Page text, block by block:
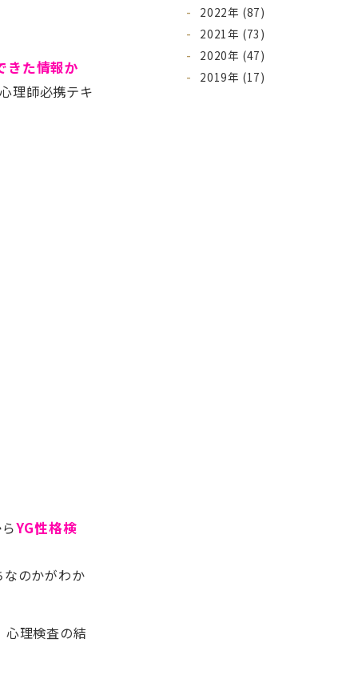
きた情報か
理師必携テキ
YG性格検
のかがわか
心理検査の結
2022年 (87)
2021年 (73)
2020年 (47)
2019年 (17)